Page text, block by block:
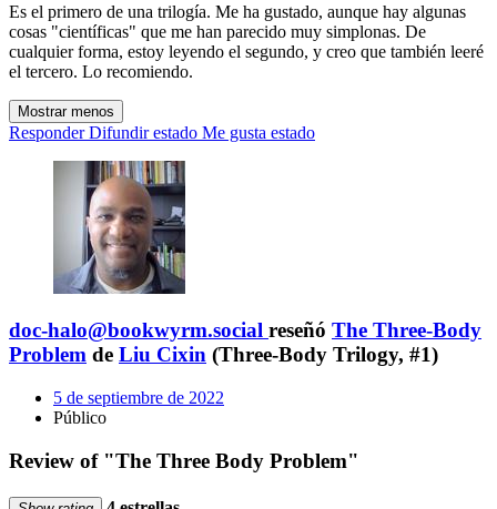
Es el primero de una trilogía. Me ha gustado, aunque hay algunas
cosas "científicas" que me han parecido muy simplonas. De
cualquier forma, estoy leyendo el segundo, y creo que también leeré
el tercero. Lo recomiendo.
Mostrar menos
Responder Difundir estado Me gusta estado
doc-halo@bookwyrm.social reseñó The Three-Body
Problem de Liu Cixin (Three-Body Trilogy, #1)
5 de septiembre de 2022
Público
Review of "The Three Body Problem"